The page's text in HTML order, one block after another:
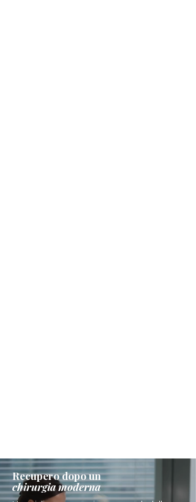
Recupero dopo un
chirurgia moderna